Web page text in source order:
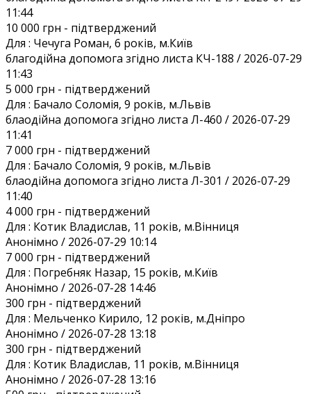
11:44
10 000 грн - підтверджений
Для : Чечуга Роман, 6 років, м.Київ
благодійна допомога згідно листа КЧ-188 / 2026-07-29
11:43
5 000 грн - підтверджений
Для : Бачало Соломія, 9 років, м.Львів
блаодійна допомога згідно листа Л-460 / 2026-07-29
11:41
7 000 грн - підтверджений
Для : Бачало Соломія, 9 років, м.Львів
блаодійна допомога згідно листа Л-301 / 2026-07-29
11:40
4 000 грн - підтверджений
Для : Котик Владислав, 11 років, м.Вінниця
Анонiмно / 2026-07-29 10:14
7 000 грн - підтверджений
Для : Погребняк Назар, 15 років, м.Київ
Анонiмно / 2026-07-28 14:46
300 грн - підтверджений
Для : Мельченко Кирило, 12 років, м.Дніпро
Анонiмно / 2026-07-28 13:18
300 грн - підтверджений
Для : Котик Владислав, 11 років, м.Вінниця
Анонiмно / 2026-07-28 13:16